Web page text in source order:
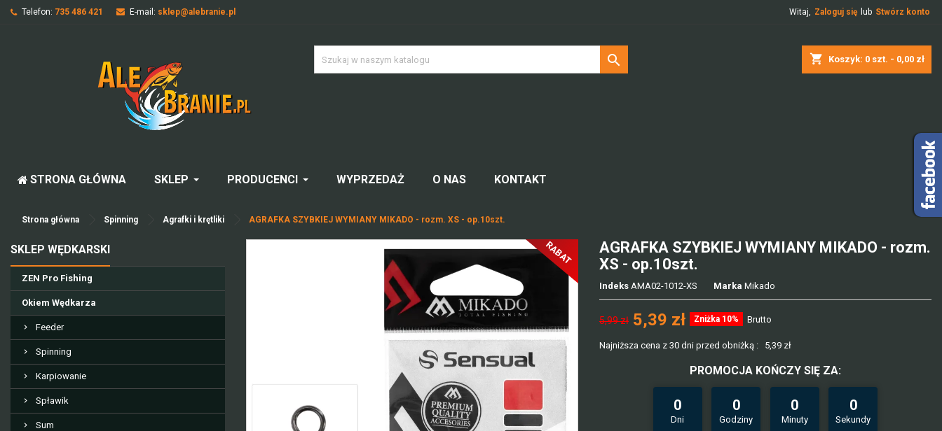
Telefon: 735 486 421 E-mail: sklep@alebranie.pl Witaj, Zaloguj się lub Stwórz konto
shopping_cart Koszyk: 0 szt. - 0,00 zł

STRONA GŁÓWNA SKLEP PRODUCENCI WYPRZEDAŻ O NAS KONTAKT
Strona główna Spinning Agrafki i krętliki AGRAFKA SZYBKIEJ WYMIANY MIKADO - rozm. XS - op.10szt.
SKLEP WĘDKARSKI
ZEN Pro Fishing
Okiem Wędkarza
Feeder
Spinning
Karpiowanie
Spławik
Sum
RABAT
AGRAFKA SZYBKIEJ WYMIANY MIKADO - rozm.
XS - op.10szt.
Indeks AMA02-1012-XS Marka Mikado
5,99 zł 5,39 zł Zniżka 10% Brutto
Najniższa cena z 30 dni przed obniżką : 5,39 zł
PROMOCJA KOŃCZY SIĘ ZA:
0
Dni
0
Godziny
0
Minuty
0
Sekundy